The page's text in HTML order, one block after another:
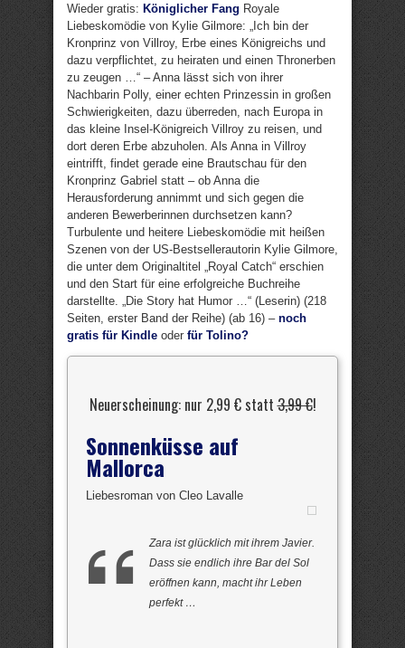
Wieder gratis: Königlicher Fang Royale
Liebeskomödie von Kylie Gilmore: „Ich bin der
Kronprinz von Villroy, Erbe eines Königreichs und
dazu verpflichtet, zu heiraten und einen Thronerben
zu zeugen …“ – Anna lässt sich von ihrer
Nachbarin Polly, einer echten Prinzessin in großen
Schwierigkeiten, dazu überreden, nach Europa in
das kleine Insel-Königreich Villroy zu reisen, und
dort deren Erbe abzuholen. Als Anna in Villroy
eintrifft, findet gerade eine Brautschau für den
Kronprinz Gabriel statt – ob Anna die
Herausforderung annimmt und sich gegen die
anderen Bewerberinnen durchsetzen kann?
Turbulente und heitere Liebeskomödie mit heißen
Szenen von der US-Bestsellerautorin Kylie Gilmore,
die unter dem Originaltitel „Royal Catch“ erschien
und den Start für eine erfolgreiche Buchreihe
darstellte. „Die Story hat Humor …“ (Leserin) (218
Seiten, erster Band der Reihe) (ab 16) – noch
gratis für Kindle oder für Tolino?
Neuerscheinung: nur 2,99 € statt3,99 €!
Sonnenküsse auf
Mallorca
Liebesroman von Cleo Lavalle
Zara ist glücklich mit ihrem Javier.
Dass sie endlich ihre Bar del Sol
eröffnen kann, macht ihr Leben
perfekt …